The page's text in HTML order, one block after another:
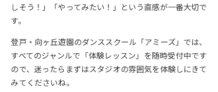
しそう！」「やってみたい！」という直感が一番大切で
す。
登戸・向ヶ丘遊園のダンススクール「アミーズ」では、
すべてのジャンルで「体験レッスン」を随時受付中です
ので、迷ったらまずはスタジオの雰囲気を体験しにきて
みてくださいね。